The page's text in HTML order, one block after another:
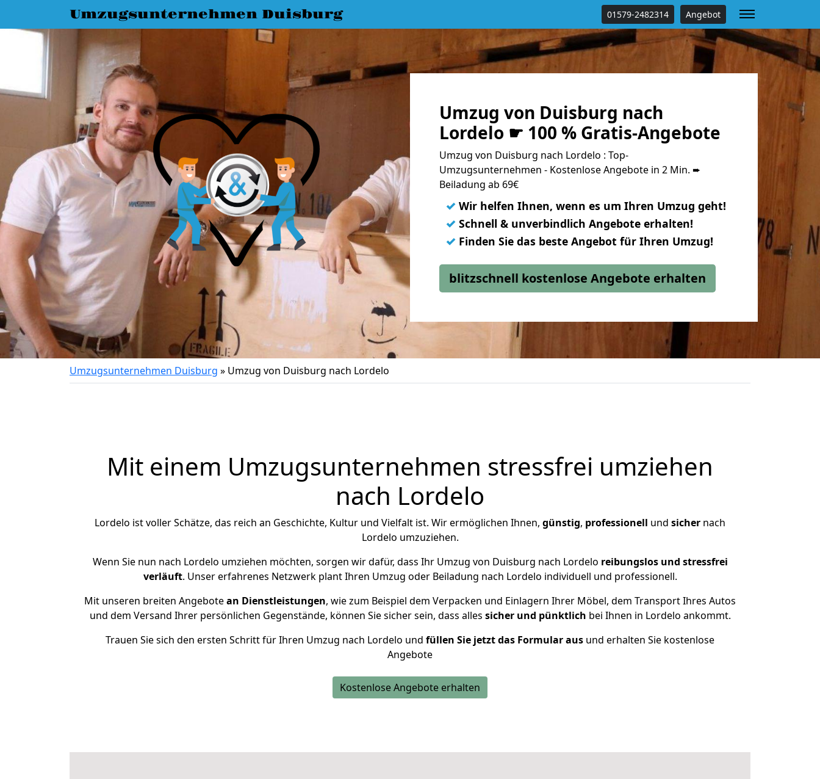
Umzugsunternehmen Duisburg 01579-2482314 Angebot
Umzug von Duisburg nach
Lordelo ☛ 100 % Gratis-Angebote
Umzug von Duisburg nach Lordelo : Top-
Umzugsunternehmen - Kostenlose Angebote in 2 Min. ➨
Beiladung ab 69€
✓ Wir helfen Ihnen, wenn es um Ihren Umzug geht!
✓ Schnell & unverbindlich Angebote erhalten!
✓ Finden Sie das beste Angebot für Ihren Umzug!
blitzschnell kostenlose Angebote erhalten
Umzugsunternehmen Duisburg » Umzug von Duisburg nach Lordelo
Mit einem Umzugsunternehmen stressfrei umziehen
nach Lordelo
Lordelo ist voller Schätze, das reich an Geschichte, Kultur und Vielfalt ist. Wir ermöglichen Ihnen, günstig, professionell und sicher nach
Lordelo umzuziehen.
Wenn Sie nun nach Lordelo umziehen möchten, sorgen wir dafür, dass Ihr Umzug von Duisburg nach Lordelo reibungslos und stressfrei
verläuft. Unser erfahrenes Netzwerk plant Ihren Umzug oder Beiladung nach Lordelo individuell und professionell.
Mit unseren breiten Angebotean Dienstleistungen, wie zum Beispiel dem Verpacken und Einlagern Ihrer Möbel, dem Transport Ihres Autos
und dem Versand Ihrer persönlichen Gegenstände, können Sie sicher sein, dass alles sicher und pünktlich bei Ihnen in Lordelo ankommt.
Trauen Sie sich den ersten Schritt für Ihren Umzug nach Lordelo und füllen Sie jetzt das Formular aus und erhalten Sie kostenlose
Angebote
Kostenlose Angebote erhalten